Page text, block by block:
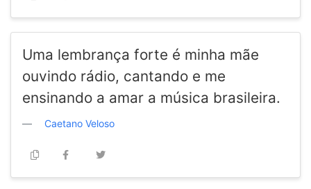
Uma lembrança forte é minha mãe
ouvindo rádio, cantando e me
ensinando a amar a música brasileira.
Caetano Veloso